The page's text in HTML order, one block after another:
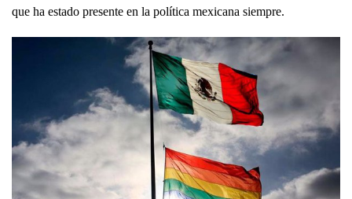
que ha estado presente en la política mexicana siempre.